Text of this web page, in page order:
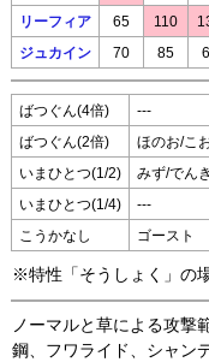
リーフィア 65 110
ジュカイン 70 85
ばつぐん(4倍) ---
ばつぐん(2倍) ほのお/こ
いまひとつ(1/2) みず/でん
いまひとつ(1/4) ---
こうかなし ゴースト
※特性「そうしょく」の
ノーマルと草による攻撃
鋼、フワライド、シャン